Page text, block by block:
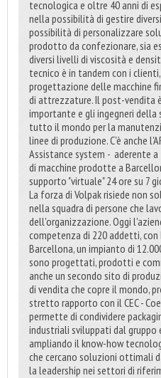
tecnologica e oltre 40 anni di
nella possibilità di gestire
possibilità di personalizzare
prodotto da confezionare, sia
diversi livelli di viscosità e
tecnico è in tandem con i
progettazione delle macchine
di attrezzature. Il post-vendita
importante e gli ingegneri della
tutto il mondo per la
linee di produzione. C'è anche
Assistance system - aderente
di macchine prodotte a
supporto "virtuale" 24 ore su 7
La forza di Volpak risiede non
nella squadra di persone che
dell'organizzazione. Oggi
competenza di 220 addetti, con
Barcellona, un impianto di
sono progettati, prodotti e
anche un secondo sito di
di vendita che copre il mondo,
stretto rapporto con il CEC -
permette di condividere
industriali sviluppati dal gruppo
ampliando il know-how
che cercano soluzioni ottimali
la leadership nei settori di